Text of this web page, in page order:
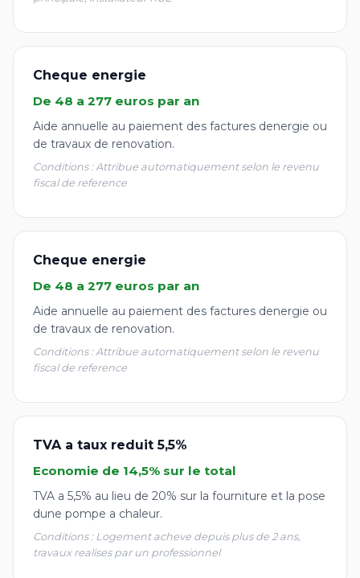
Cheque energie
De 48 a 277 euros par an
Aide annuelle au paiement des factures denergie ou
de travaux de renovation.
Conditions : Attribue automatiquement selon le revenu
fiscal de reference
Cheque energie
De 48 a 277 euros par an
Aide annuelle au paiement des factures denergie ou
de travaux de renovation.
Conditions : Attribue automatiquement selon le revenu
fiscal de reference
TVA a taux reduit 5,5%
Economie de 14,5% sur le total
TVA a 5,5% au lieu de 20% sur la fourniture et la pose
dune pompe a chaleur.
Conditions : Logement acheve depuis plus de 2 ans,
travaux realises par un professionnel